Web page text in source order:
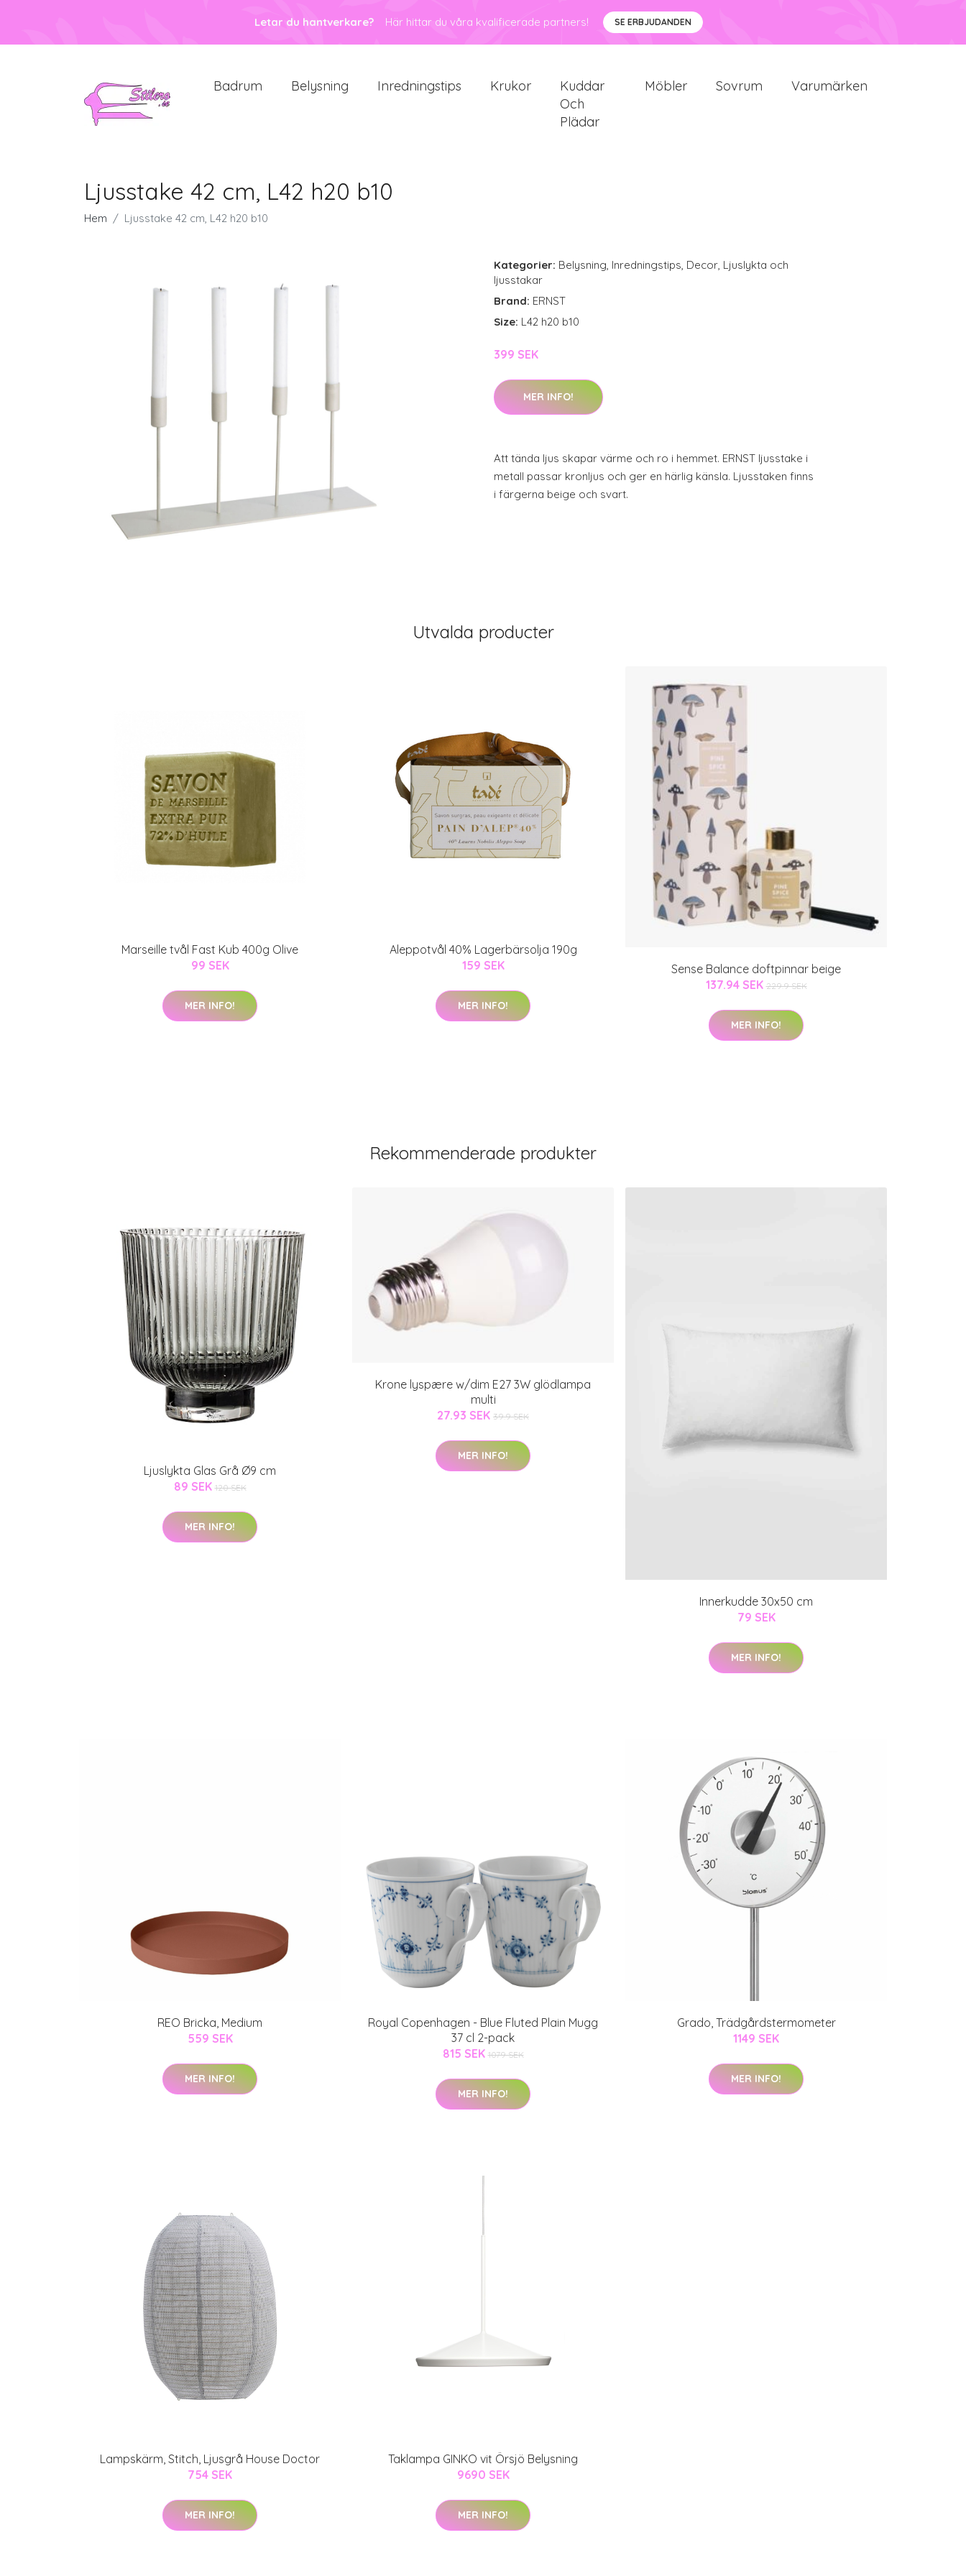
Letar du hantverkare? Här hittar du våra kvalificerade partners! SE ERBJUDANDEN
Badrum Belysning Inredningstips Krukor
Kuddar
Och
Plädar
Möbler Sovrum Varumärken
Ljusstake 42 cm, L42 h20 b10
Hem Ljusstake 42 cm, L42 h20 b10
Kategorier: Belysning, Inredningstips, Decor, Ljuslykta och
ljusstakar
Brand: ERNST
Size: L42 h20 b10
399 SEK
MER INFO!
Att tända ljus skapar värme och ro i hemmet. ERNST ljusstake i
metall passar kronljus och ger en härlig känsla. Ljusstaken finns
i färgerna beige och svart.
Utvalda producter
Marseille tvål Fast Kub 400g Olive
99 SEK
MER INFO!
Aleppotvål 40% Lagerbärsolja 190g
159 SEK
MER INFO!
Sense Balance doftpinnar beige
137.94 SEK 229.9 SEK
MER INFO!
Rekommenderade produkter
Ljuslykta Glas Grå Ø9 cm
89 SEK 120 SEK
MER INFO!
Krone lyspære w/dim E27 3W glödlampa
multi
27.93 SEK 39.9 SEK
MER INFO!
Innerkudde 30x50 cm
79 SEK
MER INFO!
REO Bricka, Medium
559 SEK
MER INFO!
Royal Copenhagen - Blue Fluted Plain Mugg
37 cl 2-pack
815 SEK 1079 SEK
MER INFO!
Grado, Trädgårdstermometer
1149 SEK
MER INFO!
Lampskärm, Stitch, Ljusgrå House Doctor
754 SEK
MER INFO!
Taklampa GINKO vit Örsjö Belysning
9690 SEK
MER INFO!